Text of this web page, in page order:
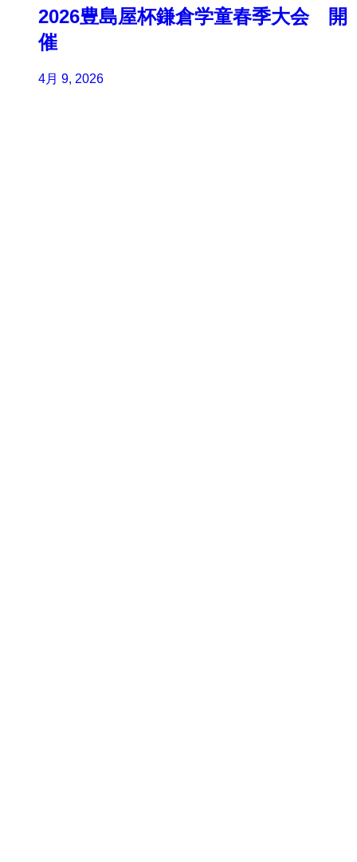
2026豊島屋杯鎌倉学童春季大会 開
催
4月 9, 2026